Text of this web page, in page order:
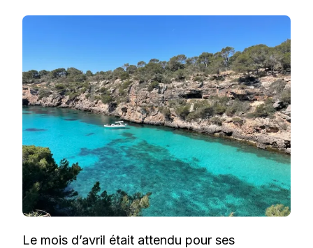
VACANCES
Le mois d’avril était attendu pour ses